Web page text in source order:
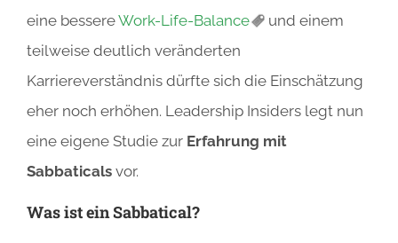
eine bessereWork-Life-Balance
und einem
teilweise deutlich veränderten
Karriereverständnis dürfte sich die Einschätzung
eher noch erhöhen. Leadership Insiders legt nun
eine eigene Studie zur Erfahrung mit
Sabbaticals vor.
Was ist ein Sabbatical?